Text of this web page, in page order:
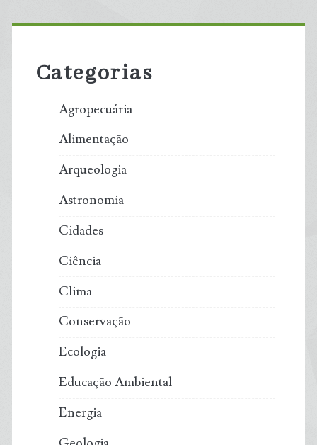
Primary
Sidebar
Categorias
Agropecuária
Alimentação
Arqueologia
Astronomia
Cidades
Ciência
Clima
Conservação
Ecologia
Educação Ambiental
Energia